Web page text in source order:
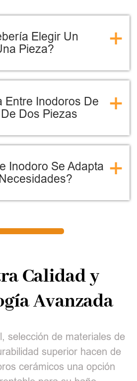
Elegir Un
Pieza?
+
Entre Inodoros De
Dos Piezas
+
Inodoro Se Adapta +
Calidad y
Avanzada
selección de materiales de
superior hacen de
cerámicos una opción